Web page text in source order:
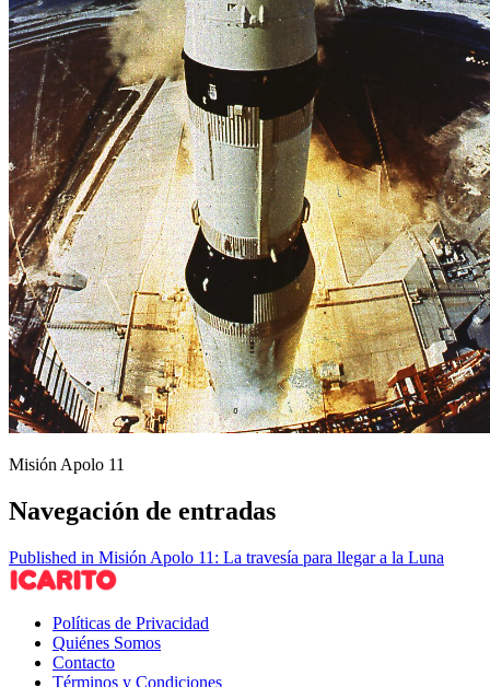
Misión Apolo 11
Navegación de entradas
Published in Misión Apolo 11: La travesía para llegar a la Luna
Políticas de Privacidad
Quiénes Somos
Contacto
Términos y Condiciones